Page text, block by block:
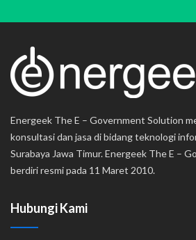
Energeek The E – Government Solution
konsultasi dan jasa di bidang teknologi
Surabaya Jawa Timur. Energeek The E –
berdiri resmi pada 11 Maret 2010.
Hubungi Kami